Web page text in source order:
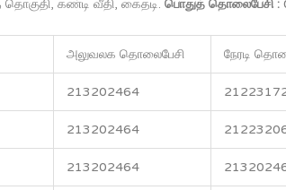
கண்டி வீதி, கைதடி. பொதுத் தொலைபேசி :
அலுவலக தொலைபேசி நேரடி
213202464
213202464
213202464